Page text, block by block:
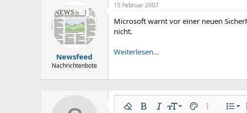
t
e
l
l
a
m
Newsfeed
Nachrichtenbote
15 Februar 2007
Microsoft warnt vor einer neuen
nicht.
Weiterlesen...
Formatierung entfernen
Fett KursivSchriftgröße
9
TextfarbeWeitereListe